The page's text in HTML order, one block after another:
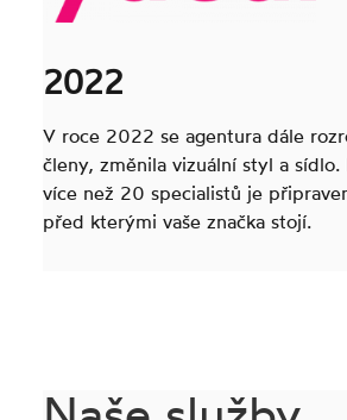
2022
V roce 2022 se agentura dále
členy, změnila vizuální styl a
více než 20 specialistů je
před kterými vaše značka stojí.